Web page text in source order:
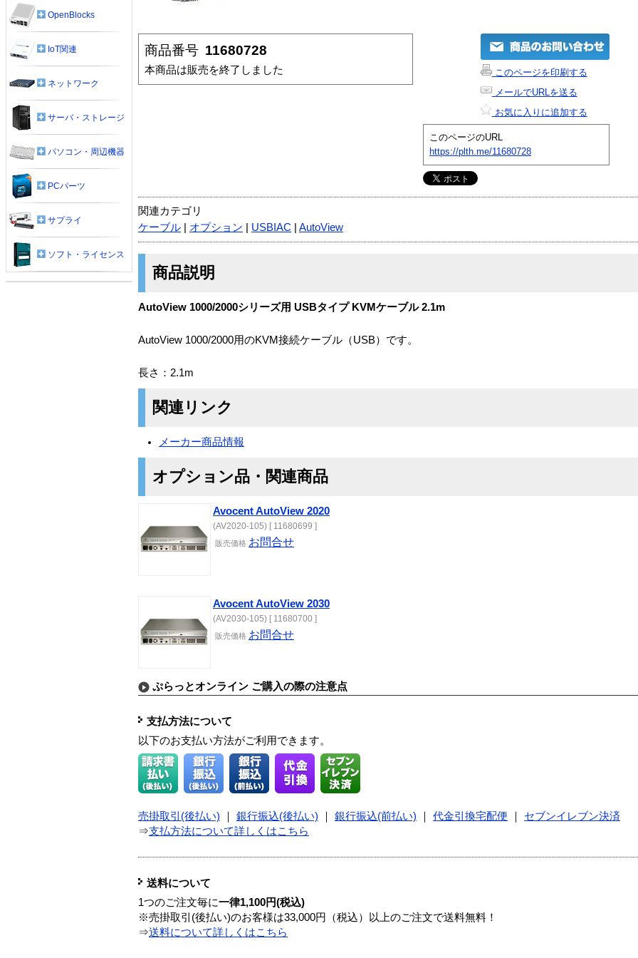
商品番号 11680728
本商品は販売を終了しました
このページを印刷する
メールでURLを送る
お気に入りに追加する
このページのURL
https://plth.me/11680728
関連カテゴリ
ケーブル
オプション USBIAC AutoView
商品説明
AutoView 1000/2000シリーズ用 USBタイプ KVMケーブル 2.1m
AutoView 1000/2000用のKVM接続ケーブル（USB）です。
長さ：2.1m
関連リンク
メーカー商品情報
オプション品・関連商品
Avocent AutoView 2020
(AV2020-105) [ 11680699 ]
販売価格 お問合せ
Avocent AutoView 2030
(AV2030-105) [ 11680700 ]
販売価格 お問合せ
ぷらっとオンライン ご購入の際の注意点
支払方法について
以下のお支払い方法がご利用できます。
売掛取引(後払い) 銀行振込(後払い) 銀行振込(前払い) 代金引換宅配便
セブンイレブン決済
⇒支払方法について詳しくはこちら
送料について
1つのご注文毎に一律1,100円(税込)
※売掛取引(後払い)のお客様は33,000円（税込）以上のご注文で送料無料！
⇒送料について詳しくはこちら
OpenBlocks
IoT関連
ネットワーク
サーバ・ストレージ
パソコン・周辺機器
PCパーツ
サプライ
ソフト・ライセンス